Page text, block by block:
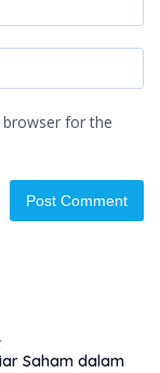
browser for the
Saham dalam